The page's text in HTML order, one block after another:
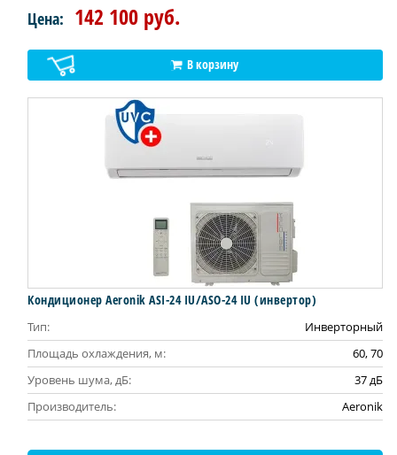
Цена: 142 100 руб.
В корзину
Кондиционер Aeronik ASI-24 IU/ASO-24 IU (инвертoр)
Тип:
Инверторный
Площадь охлаждения, м:
60, 70
Уровень шума, дБ:
37 дБ
Производитель:
Aeronik